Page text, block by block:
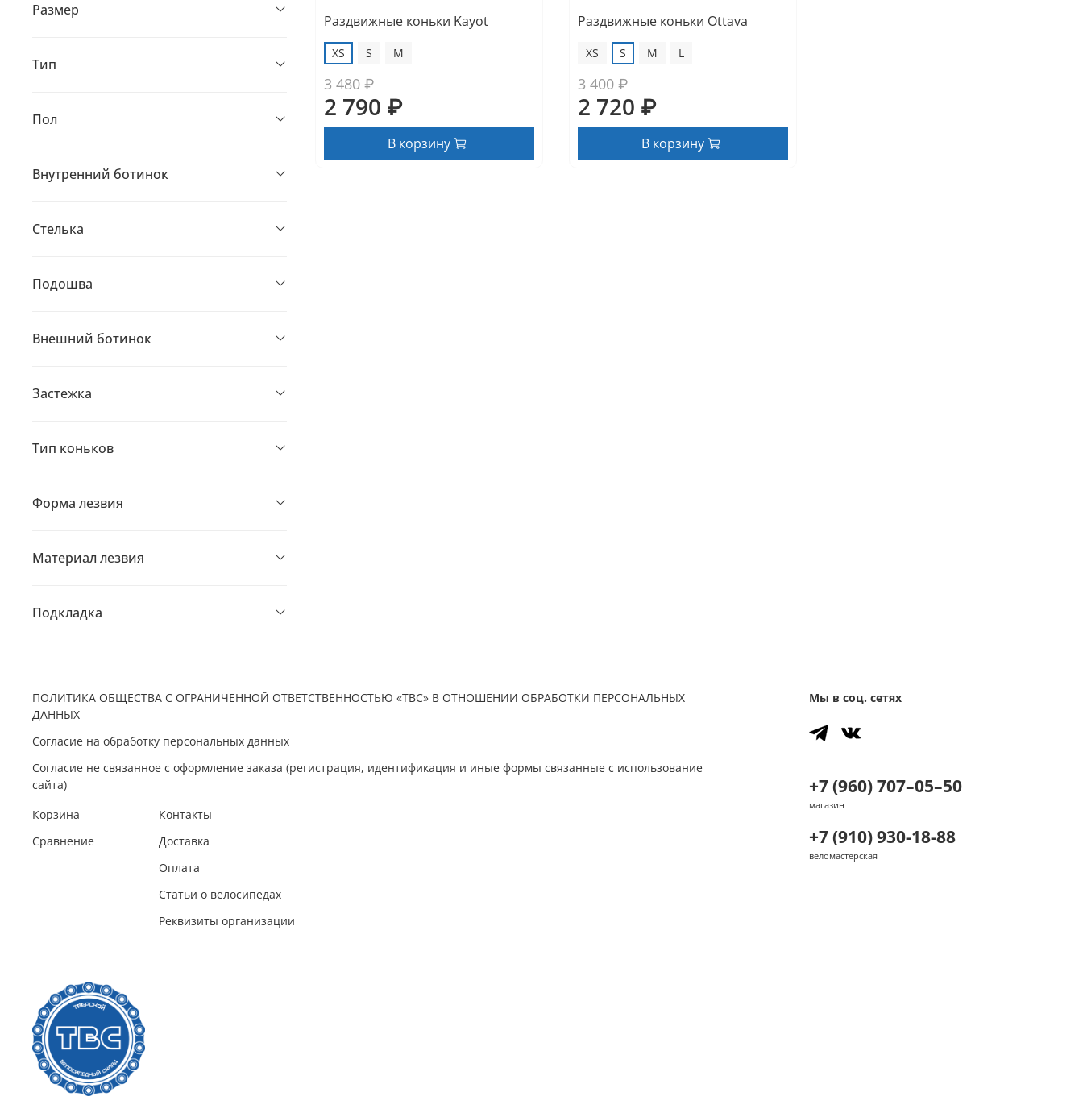
Раздвижные коньки Kayot
XS S M
3 480 ₽
2 790 ₽
В корзину
Раздвижные коньки Ottava
XS S M L
3 400 ₽
2 720 ₽
В корзину
Размер
Тип
Пол
Внутренний ботинок
Стелька
Подошва
Внешний ботинок
Застежка
Тип коньков
Форма лезвия
Материал лезвия
Подкладка
ПОЛИТИКА ОБЩЕСТВА С ОГРАНИЧЕННОЙ ОТВЕТСТВЕННОСТЬЮ «ТВС» В ОТНОШЕНИИ ОБРАБОТКИ ПЕРСОНАЛЬНЫХ
ДАННЫХ
Согласие на обработку персональных данных
Согласие не связанное с оформление заказа (регистрация, идентификация и иные формы связанные с использование
сайта)
Корзина
Сравнение
Контакты
Доставка
Оплата
Статьи о велосипедах
Реквизиты организации
Мы в соц. сетях
+7 (960) 707–05–50
магазин
+7 (910) 930-18-88
веломастерская